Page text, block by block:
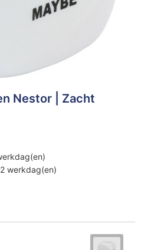
Nestor | Zacht
werkdag(en)